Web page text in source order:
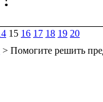
15 16 17 18 19 20
> Помогите решить